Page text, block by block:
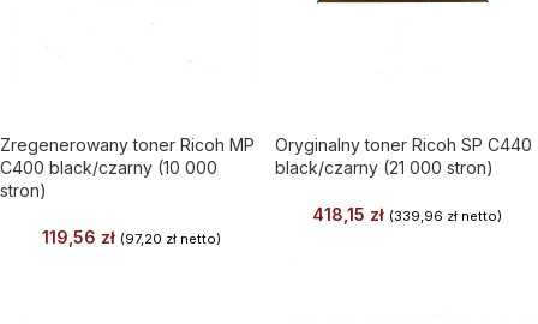
Zregenerowany toner Ricoh MP
C400 black/czarny (10 000
stron)
119,56 zł (97,20 zł netto)
Oryginalny toner Ricoh SP C440
black/czarny (21 000 stron)
418,15 zł (339,96 złnetto)